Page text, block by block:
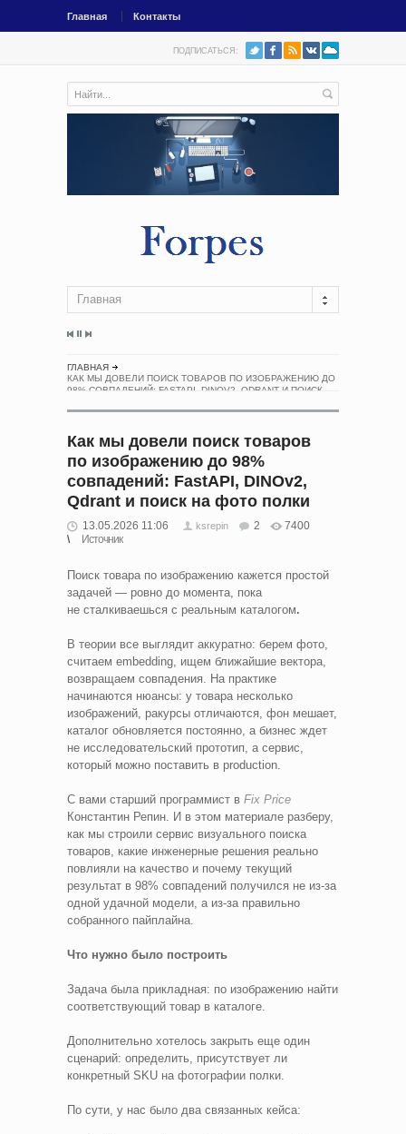
Главная Контакты
ПОДПИСАТЬСЯ:
Главная
ГЛАВНАЯ
КАК МЫ ДОВЕЛИ ПОИСК ТОВАРОВ ПО ИЗОБРАЖЕНИЮ ДО
98% СОВПАДЕНИЙ: FASTAPI, DINOV2, QDRANT И ПОИСК
Как мы довели поиск товаров
по изображению до 98%
совпадений: FastAPI, DINOv2,
Qdrant и поиск на фото полки
13.05.2026 11:06 ksrepin 2
7400
Источник
Поиск товара по изображению кажется простой
задачей — ровно до момента, пока
не сталкиваешься с реальным каталогом.
В теории все выглядит аккуратно: берем фото,
считаем embedding, ищем ближайшие вектора,
возвращаем совпадения. На практике
начинаются нюансы: у товара несколько
изображений, ракурсы отличаются, фон мешает,
каталог обновляется постоянно, а бизнес ждет
не исследовательский прототип, а сервис,
который можно поставить в production.
С вами старший программист в Fix Price
Константин Репин. И в этом материале разберу,
как мы строили сервис визуального поиска
товаров, какие инженерные решения реально
повлияли на качество и почему текущий
результат в 98% совпадений получился не из‑за
одной удачной модели, а из‑за правильно
собранного пайплайна.
Что нужно было построить
Задача была прикладная: по изображению найти
соответствующий товар в каталоге.
Дополнительно хотелось закрыть еще один
сценарий: определить, присутствует ли
конкретный SKU на фотографии полки.
По сути, у нас было два связанных кейса: